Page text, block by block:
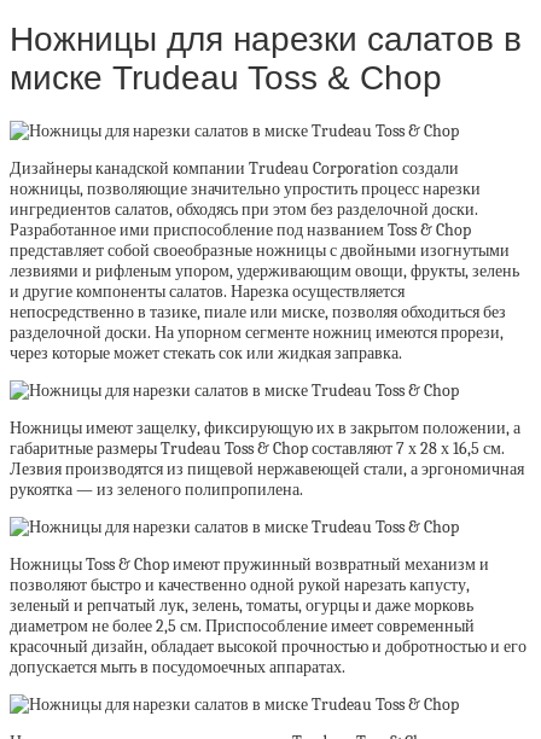
Ножницы для нарезки салатов в
миске Trudeau Toss & Chop
Дизайнеры канадской компании Trudeau Corporation создали
ножницы, позволяющие значительно упростить процесс нарезки
ингредиентов салатов, обходясь при этом без разделочной доски.
Разработанное ими приспособление под названием Toss & Chop
представляет собой своеобразные ножницы с двойными изогнутыми
лезвиями и рифленым упором, удерживающим овощи, фрукты, зелень
и другие компоненты салатов. Нарезка осуществляется
непосредственно в тазике, пиале или миске, позволяя обходиться без
разделочной доски. На упорном сегменте ножниц имеются прорези,
через которые может стекать сок или жидкая заправка.
Ножницы имеют защелку, фиксирующую их в закрытом положении, а
габаритные размеры Trudeau Toss & Chop составляют 7 х 28 х 16,5 см.
Лезвия производятся из пищевой нержавеющей стали, а эргономичная
рукоятка — из зеленого полипропилена.
Ножницы Toss & Chop имеют пружинный возвратный механизм и
позволяют быстро и качественно одной рукой нарезать капусту,
зеленый и репчатый лук, зелень, томаты, огурцы и даже морковь
диаметром не более 2,5 см. Приспособление имеет современный
красочный дизайн, обладает высокой прочностью и добротностью и его
допускается мыть в посудомоечных аппаратах.